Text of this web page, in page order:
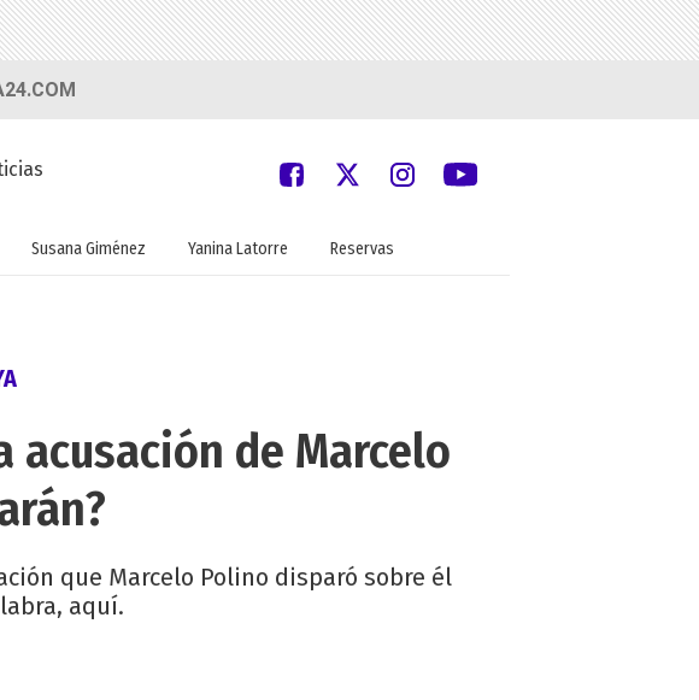
Susana Giménez Yanina Latorre Reservas
acusación de Marcelo
que Marcelo Polino disparó sobre él
aquí.